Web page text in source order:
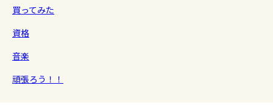
買ってみた
資格
音楽
頑張ろう！！